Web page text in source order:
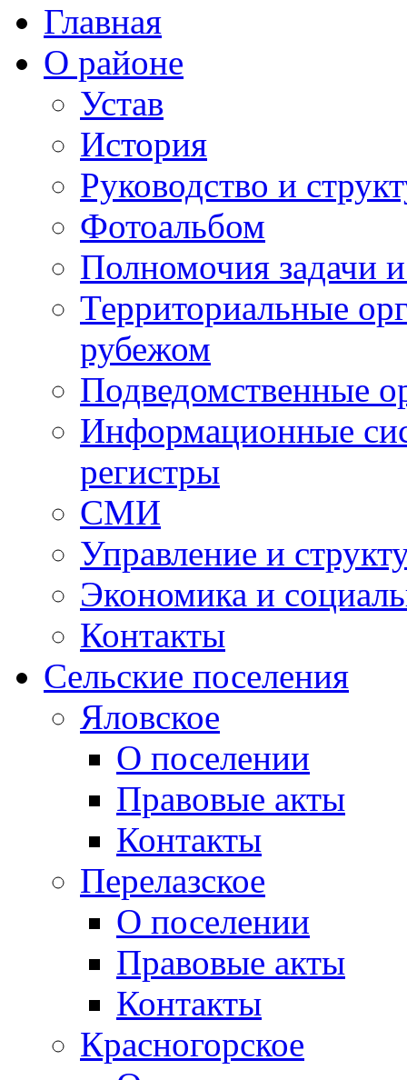
Главная
О районе
Устав
История
Руководство и
Фотоальбом
Полномочия задачи
Территориальные
рубежом
Подведомственные
Информационные
регистры
СМИ
Управление и
Экономика и
Контакты
Сельские поселения
Яловское
О поселении
Правовые акты
Контакты
Перелазское
О поселении
Правовые акты
Контакты
Красногорское